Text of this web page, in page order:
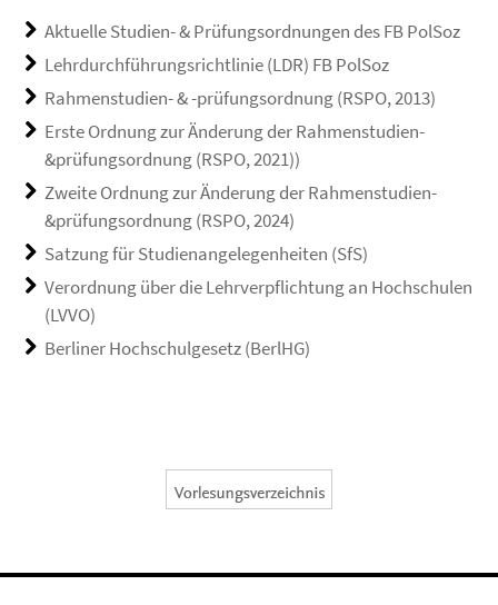
Aktuelle Studien- & Prüfungsordnungen des FB PolSoz
Lehrdurchführungsrichtlinie (LDR) FB PolSoz
Rahmenstudien- & -prüfungsordnung (RSPO, 2013)
Erste Ordnung zur Änderung der Rahmenstudien-
&prüfungsordnung (RSPO, 2021))
Zweite Ordnung zur Änderung der Rahmenstudien-
&prüfungsordnung (RSPO, 2024)
Satzung für Studienangelegenheiten (SfS)
Verordnung über die Lehrverpflichtung an Hochschulen
(LVVO)
Berliner Hochschulgesetz (BerlHG)